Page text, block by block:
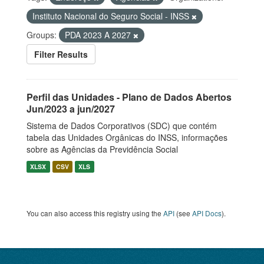
Instituto Nacional do Seguro Social - INSS
Groups:
PDA 2023 A 2027
Filter Results
Perfil das Unidades - Plano de Dados Abertos
Jun/2023 a jun/2027
Sistema de Dados Corporativos (SDC) que contém
tabela das Unidades Orgânicas do INSS, informações
sobre as Agências da Previdência Social
XLSX CSV XLS
You can also access this registry using the API (see API Docs).